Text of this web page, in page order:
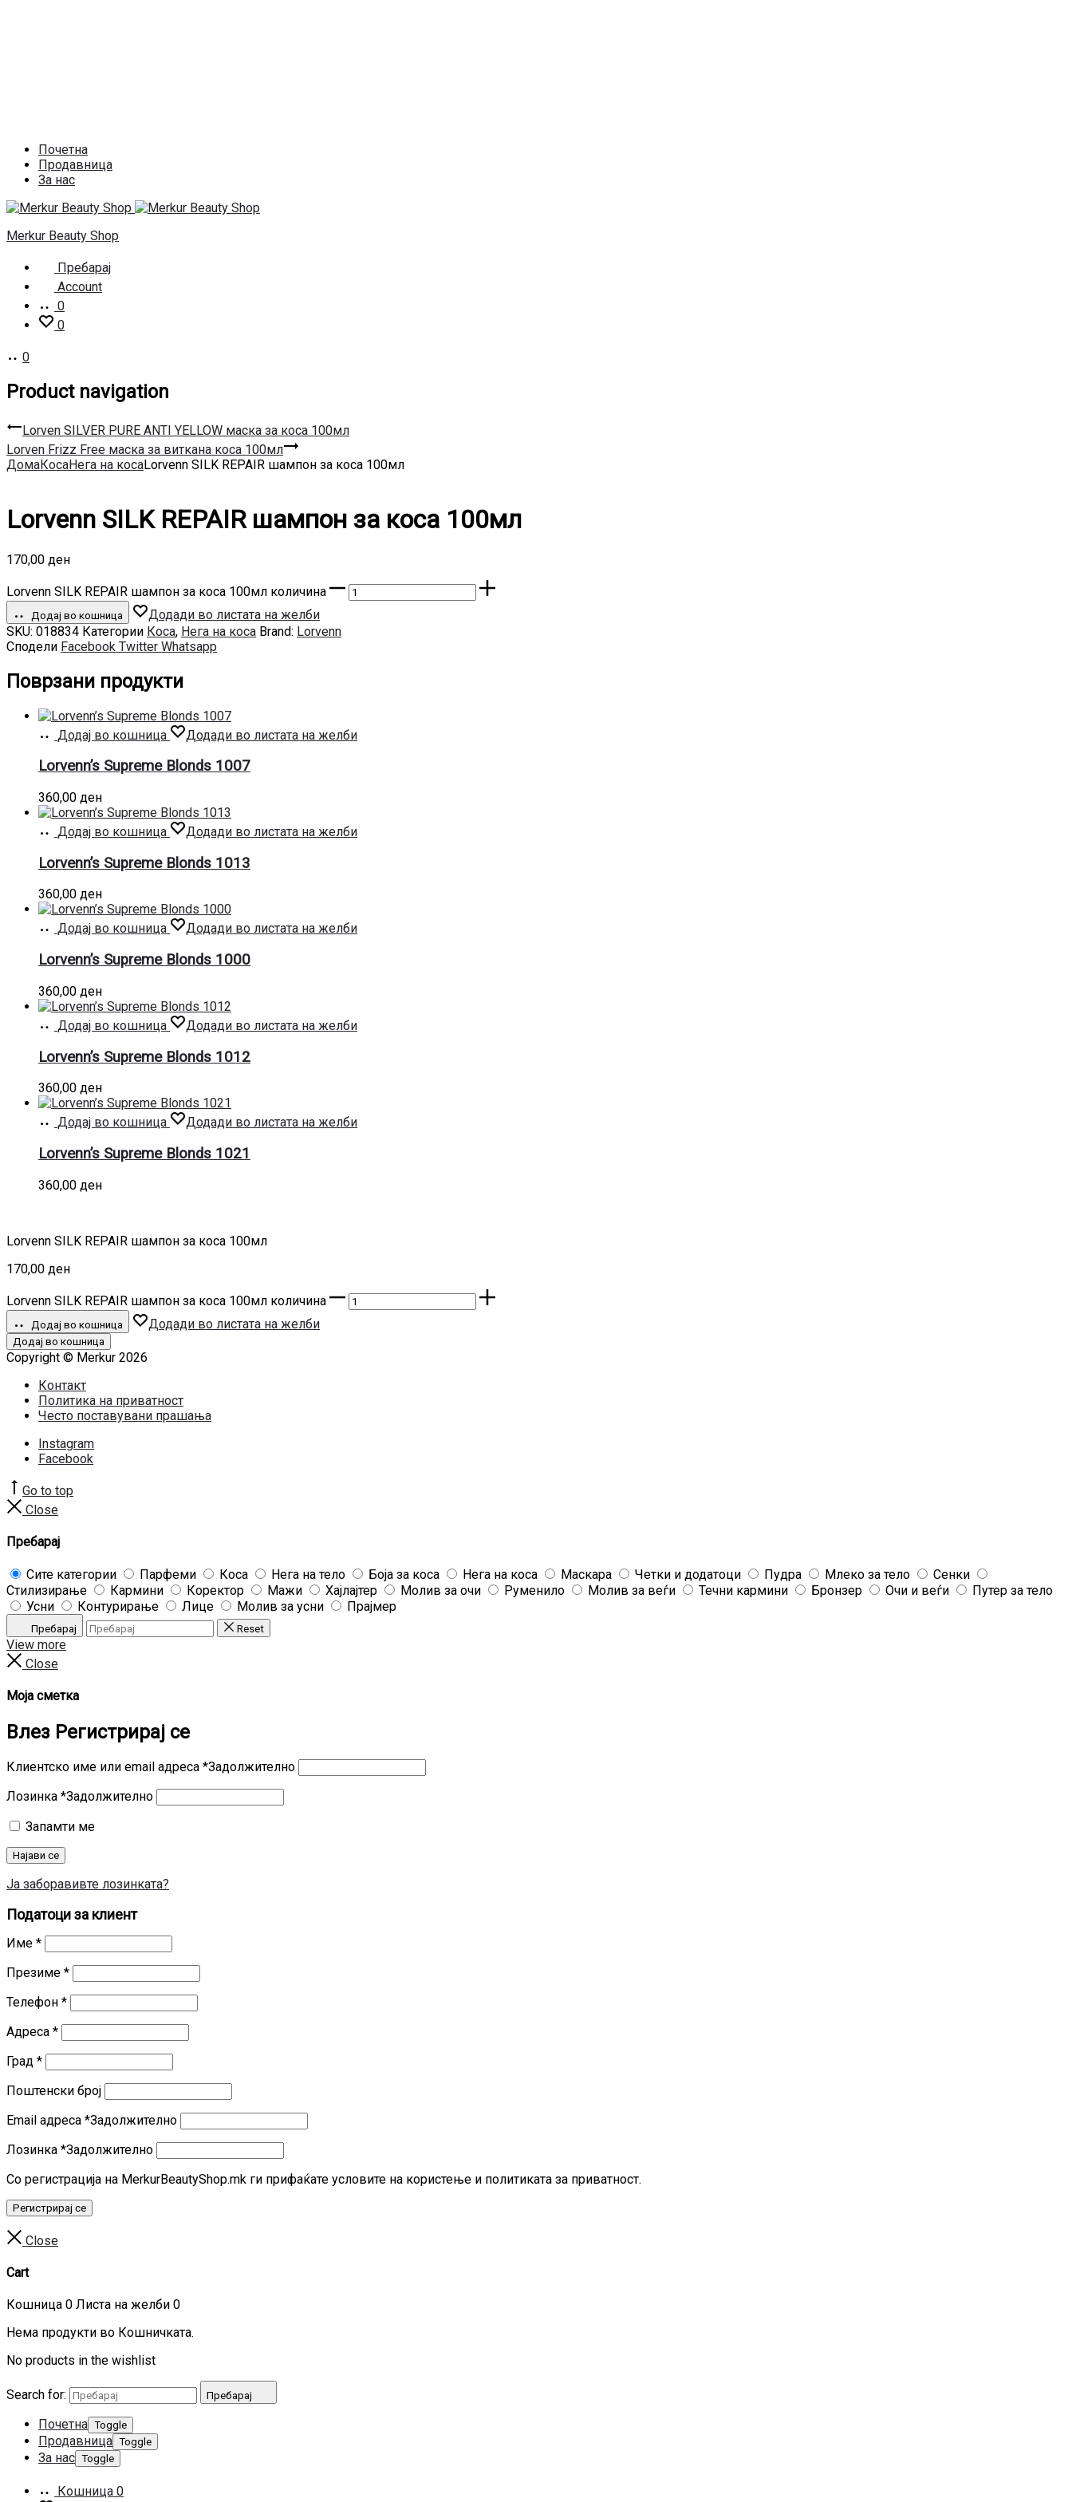
Почетна
Продавница
За нас
Merkur Beauty Shop
Пребарај
Account
0
0
0
Product navigation
Lorven SILVER PURE ANTI YELLOW маска за коса 100мл
Lorven Frizz Free маска за виткана коса 100мл
ДомаКосаНега на косаLorvenn SILK REPAIR шампон за коса 100мл
Lorvenn SILK REPAIR шампон за коса 100мл
170,00 ден
Lorvenn SILK REPAIR шампон за коса 100мл количина
Додај во кошница
Додади во листата на желби
SKU: 018834 Категории Коса, Нега на коса Brand: Lorvenn
Сподели Facebook Twitter Whatsapp
Поврзани продукти
Додај во кошница Додади во листата на желби
Lorvenn’s Supreme Blonds 1007
360,00 ден
Додај во кошница Додади во листата на желби
Lorvenn’s Supreme Blonds 1013
360,00 ден
Додај во кошница Додади во листата на желби
Lorvenn’s Supreme Blonds 1000
360,00 ден
Додај во кошница Додади во листата на желби
Lorvenn’s Supreme Blonds 1012
360,00 ден
Додај во кошница Додади во листата на желби
Lorvenn’s Supreme Blonds 1021
360,00 ден
Lorvenn SILK REPAIR шампон за коса 100мл
170,00 ден
Lorvenn SILK REPAIR шампон за коса 100мл количина
Додај во кошница Додади во листата на желби
Додај во кошница
Copyright © Merkur 2026
Контакт
Политика на приватност
Често поставувани прашања
Instagram
Facebook
Go to top
Close
Пребарај
Сите категории Парфеми Коса Нега на тело Боја за коса Нега на коса Маскара Четки и додатоци Пудра Млеко за тело
Сенки
Стилизирање
Кармини Коректор Мажи Хајлајтер Молив за очи Руменило Молив за веѓи Течни кармини Бронзер Очи и веѓи
Путер за тело
Усни
Контурирање Лице Молив за усни Прајмер
Пребарај Reset
View more
Close
Моја сметка
Влез Регистрирај се
Клиентско име или email адреса *Задолжително
Лозинка *Задолжително
Запамти ме
Најави се
Ја заборавивте лозинката?
Податоци за клиент
Име *
Презиме *
Телефон *
Адреса *
Град *
Поштенски број
Email адреса *Задолжително
Лозинка *Задолжително
Со регистрација на MerkurBeautyShop.mk ги прифаќате условите на користење и политиката за приватност.
Регистрирај се
Close
Cart
Кошница 0 Листа на желби 0
Нема продукти во Кошничката.
No products in the wishlist
Search for: Пребарај
Почетна Toggle
Продавница Toggle
За нас Toggle
Кошница 0